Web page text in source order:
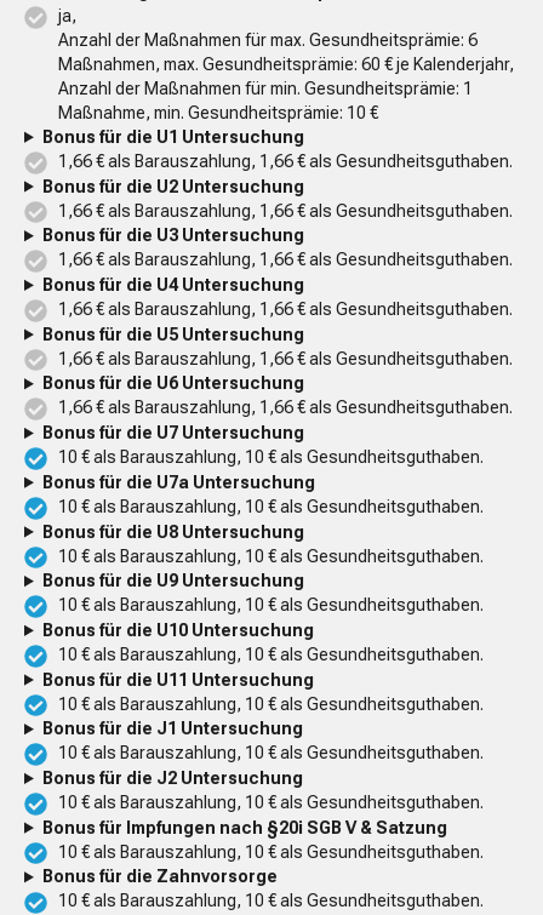
ja,
Anzahl der Maßnahmen für max. Gesundheitsprämie: 6
Maßnahmen, max. Gesundheitsprämie: 60 € je Kalenderjahr,
Anzahl der Maßnahmen für min. Gesundheitsprämie: 1
Maßnahme, min. Gesundheitsprämie: 10 €
Bonus für die U1 Untersuchung
1,66 € als Barauszahlung, 1,66 € als Gesundheitsguthaben.
Bonus für die U2 Untersuchung
1,66 € als Barauszahlung, 1,66 € als Gesundheitsguthaben.
Bonus für die U3 Untersuchung
1,66 € als Barauszahlung, 1,66 € als Gesundheitsguthaben.
Bonus für die U4 Untersuchung
1,66 € als Barauszahlung, 1,66 € als Gesundheitsguthaben.
Bonus für die U5 Untersuchung
1,66 € als Barauszahlung, 1,66 € als Gesundheitsguthaben.
Bonus für die U6 Untersuchung
1,66 € als Barauszahlung, 1,66 € als Gesundheitsguthaben.
Bonus für die U7 Untersuchung
10 € als Barauszahlung, 10 € als Gesundheitsguthaben.
Bonus für die U7a Untersuchung
10 € als Barauszahlung, 10 € als Gesundheitsguthaben.
Bonus für die U8 Untersuchung
10 € als Barauszahlung, 10 € als Gesundheitsguthaben.
Bonus für die U9 Untersuchung
10 € als Barauszahlung, 10 € als Gesundheitsguthaben.
Bonus für die U10 Untersuchung
10 € als Barauszahlung, 10 € als Gesundheitsguthaben.
Bonus für die U11 Untersuchung
10 € als Barauszahlung, 10 € als Gesundheitsguthaben.
Bonus für die J1 Untersuchung
10 € als Barauszahlung, 10 € als Gesundheitsguthaben.
Bonus für die J2 Untersuchung
10 € als Barauszahlung, 10 € als Gesundheitsguthaben.
Bonus für Impfungen nach §20i SGB V & Satzung
10 € als Barauszahlung, 10 € als Gesundheitsguthaben.
Bonus für die Zahnvorsorge
10 € als Barauszahlung, 10 € als Gesundheitsguthaben.